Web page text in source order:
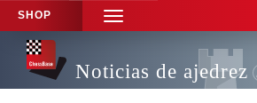
SHOP
TOGGLE
NAVIGATION
Noticias de ajedrez